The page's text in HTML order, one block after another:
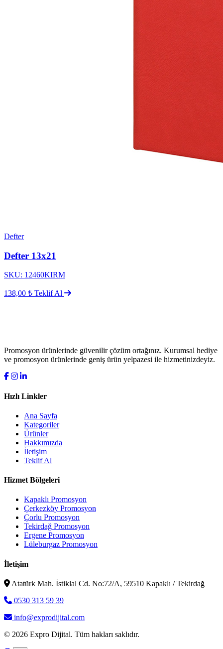
Defter
Defter 13x21
SKU: 12460KIRM
138,00 ₺ Teklif Al
Promosyon ürünlerinde güvenilir çözüm ortağınız. Kurumsal hediye
ve promosyon ürünlerinde geniş ürün yelpazesi ile hizmetinizdeyiz.
Hızlı Linkler
Ana Sayfa
Kategoriler
Ürünler
Hakkımızda
İletişim
Teklif Al
Hizmet Bölgeleri
Kapaklı Promosyon
Çerkezköy Promosyon
Çorlu Promosyon
Tekirdağ Promosyon
Ergene Promosyon
Lüleburgaz Promosyon
İletişim
Atatürk Mah. İstiklal Cd. No:72/A, 59510 Kapaklı / Tekirdağ
0530 313 59 39
info@exprodijital.com
© 2026 Expro Dijital. Tüm hakları saklıdır.